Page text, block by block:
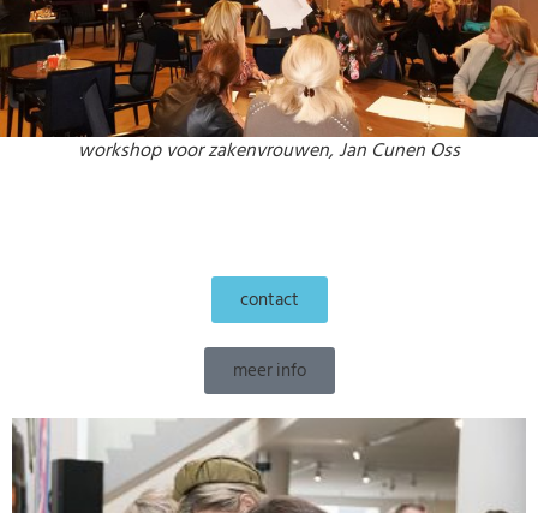
workshop voor zakenvrouwen, Jan Cunen Oss
contact
meer info